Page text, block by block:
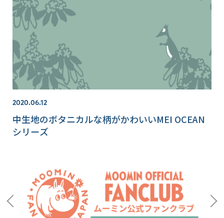
2020.06.12
中生地のボタニカルな柄がかわいいMEI OCEAN
シリーズ